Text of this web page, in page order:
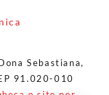
Sebastiana,
91.020-010